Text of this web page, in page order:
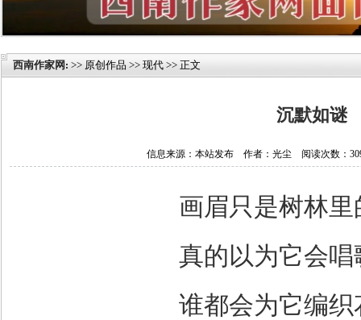
西南作家网 : >> 原创作品 >> 现代 >> 正文
沉默如谜
信息来源：本站发布 作者：光尘 阅读次数：
画眉只是树林
真的以为它会唱
谁都会为它编织